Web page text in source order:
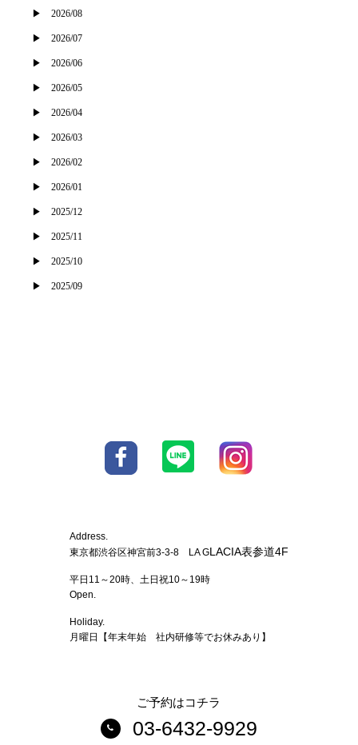
2026/08
2026/07
2026/06
2026/05
2026/04
2026/03
2026/02
2026/01
2025/12
2025/11
2025/10
2025/09
Address.
東京都渋谷区神宮前3-3-8 LA GLACIA表参道4F
平日11～20時、土日祝10～19時
Open.
Holiday.
月曜日【年末年始 社内研修等でお休みあり】
ご予約はコチラ
03-6432-9929